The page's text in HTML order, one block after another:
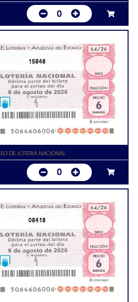
0
15848
DE LOTERIA NACIONAL
0
08418